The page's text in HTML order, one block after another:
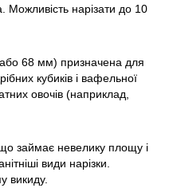
Можливість нарізати до 10
68 мм) призначена для
кубиків і вафельної
овочів (наприклад,
займає невелику площу і
види нарізки.
викиду.